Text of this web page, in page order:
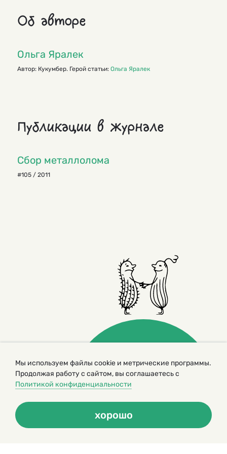
Об авторе
Ольга Яралек
Автор: Кукумбер. Герой статьи: Ольга Яралек
Публикации в журнале
Сбор металлолома
#105 / 2011
© 2000 – 2026. Кукумбер. Литературный иллюстрированный
журнал для детей
сайта
Политика конфиденциальности
Мы используем файлы cookie и метрические программы.
Продолжая работу с сайтом, вы соглашаетесь с
Политикой конфиденциальности
хорошо